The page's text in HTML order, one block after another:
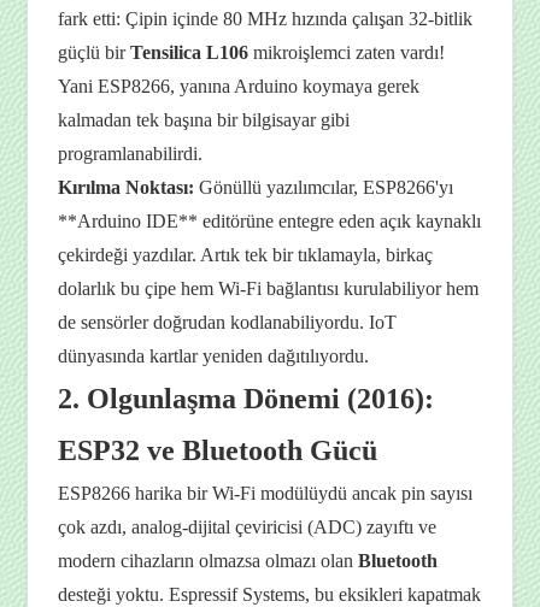
fark etti: Çipin içinde 80 MHz hızında çalışan 32-bitlik
güçlü birTensilica L106 mikroişlemci zaten vardı!
Yani ESP8266, yanına Arduino koymaya gerek
kalmadan tek başına bir bilgisayar gibi
programlanabilirdi.
Kırılma Noktası: Gönüllü yazılımcılar, ESP8266'yı
**Arduino IDE** editörüne entegre eden açık kaynaklı
çekirdeği yazdılar. Artık tek bir tıklamayla, birkaç
dolarlık bu çipe hem Wi-Fi bağlantısı kurulabiliyor hem
de sensörler doğrudan kodlanabiliyordu. IoT
dünyasında kartlar yeniden dağıtılıyordu.
2. Olgunlaşma Dönemi (2016):
ESP32 ve Bluetooth Gücü
ESP8266 harika bir Wi-Fi modülüydü ancak pin sayısı
çok azdı, analog-dijital çeviricisi (ADC) zayıftı ve
modern cihazların olmazsa olmazı olanBluetooth
desteği yoktu. Espressif Systems, bu eksikleri kapatmak